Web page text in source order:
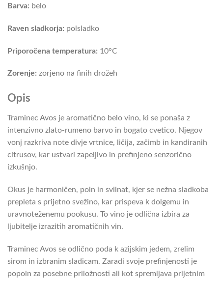
Barva: belo
Raven sladkorja: polsladko
Priporočena temperatura: 10°C
Zorenje: zorjeno na finih drožeh
Opis
Traminec Avos je aromatično belo vino, ki se ponaša z
intenzivno zlato-rumeno barvo in bogato cvetico. Njegov
vonj razkriva note divje vrtnice, ličija, začimb in kandiranih
citrusov, kar ustvari zapeljivo in prefinjeno senzorično
izkušnjo.
Okus je harmoničen, poln in svilnat, kjer se nežna sladkoba
prepleta s prijetno svežino, kar prispeva k dolgemu in
uravnoteženemu pookusu. To vino je odlična izbira za
ljubitelje izrazitih aromatičnih vin.
Traminec Avos se odlično poda k azijskim jedem, zrelim
sirom in izbranim sladicam. Zaradi svoje prefinjenosti je
popoln za posebne priložnosti ali kot spremljava prijetnim